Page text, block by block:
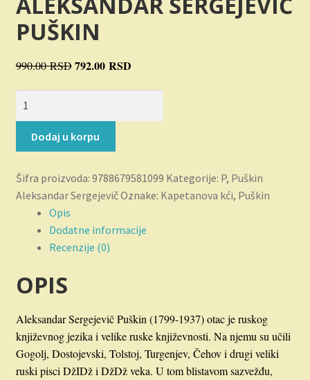
Novosti
O nama
Uslovi korišćenja
PUŠKIN
990.00RSD Originalna
990.00 RSD.
792.00 RSDTrenutna
količina
Dodaj u korpu
Šifra proizvoda: 9788679581099 Kategorije: P, Puškin
Aleksandar SergejevičOznake: Kapetanova kći, Puškin
Opis
Dodatne informacije
Recenzije (0)
OPIS
Aleksandar Sergejevič Puškin (1799-1937) otac je ruskog
književnog jezika i velike ruske književnosti. Na njemu su učili
Gogolj, Dostojevski, Tolstoj, Turgenjev, Čehov i drugi veliki
ruski pisci DžIDž i DžDž veka. U tom blistavom sazvežđu,